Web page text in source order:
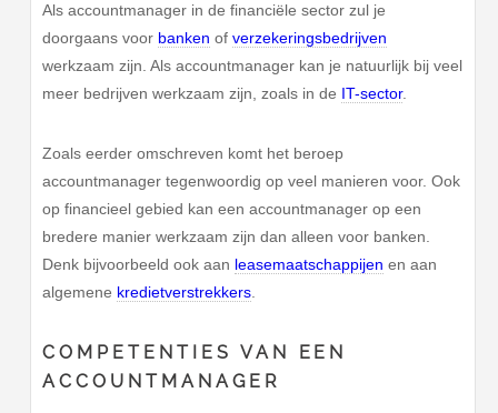
Als accountmanager in de financiële sector zul je
doorgaans voor banken ofverzekeringsbedrijven
werkzaam zijn. Als accountmanager kan je natuurlijk bij veel
meer bedrijven werkzaam zijn, zoals in de IT-sector.
Zoals eerder omschreven komt het beroep
accountmanager tegenwoordig op veel manieren voor. Ook
op financieel gebied kan een accountmanager op een
bredere manier werkzaam zijn dan alleen voor banken.
Denk bijvoorbeeld ook aan leasemaatschappijen en aan
algemene kredietverstrekkers
COMPETENTIES VAN EEN
ACCOUNTMANAGER